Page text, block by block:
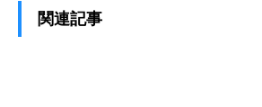
関連記事